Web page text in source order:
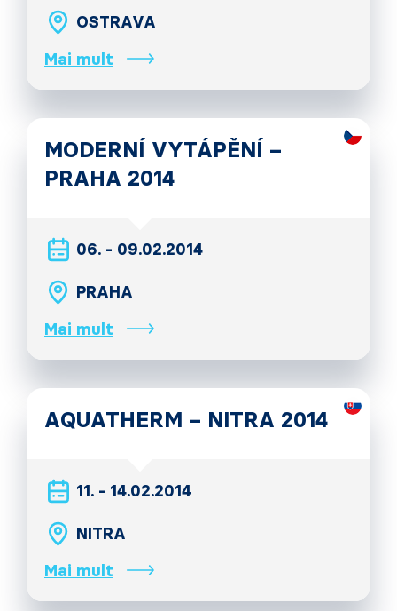
OSTRAVA
Mai mult
MODERNÍ VYTÁPĚNÍ –
PRAHA 2014
06. - 09.02.2014
PRAHA
Mai mult
AQUATHERM – NITRA 2014
11. - 14.02.2014
NITRA
Mai mult